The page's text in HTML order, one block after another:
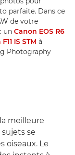
parfaite. Dans ce
de votre
un Canon EOS R6
IS STM à
Photography
meilleure
se
oiseaux. Le